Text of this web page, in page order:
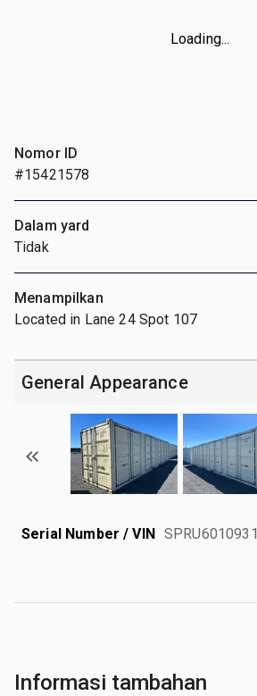
Loading...
Nomor ID
#15421578
Dalam yard
Tidak
Menampilkan
Located in Lane 24 Spot 107
General Appearance
Serial Number / VIN SPRU6010931
Informasi tambahan